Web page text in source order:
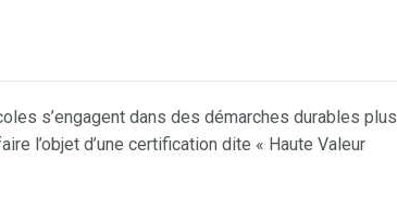
s’engagent dans des démarches durables plus
l’objet d’une certification dite « Haute Valeur